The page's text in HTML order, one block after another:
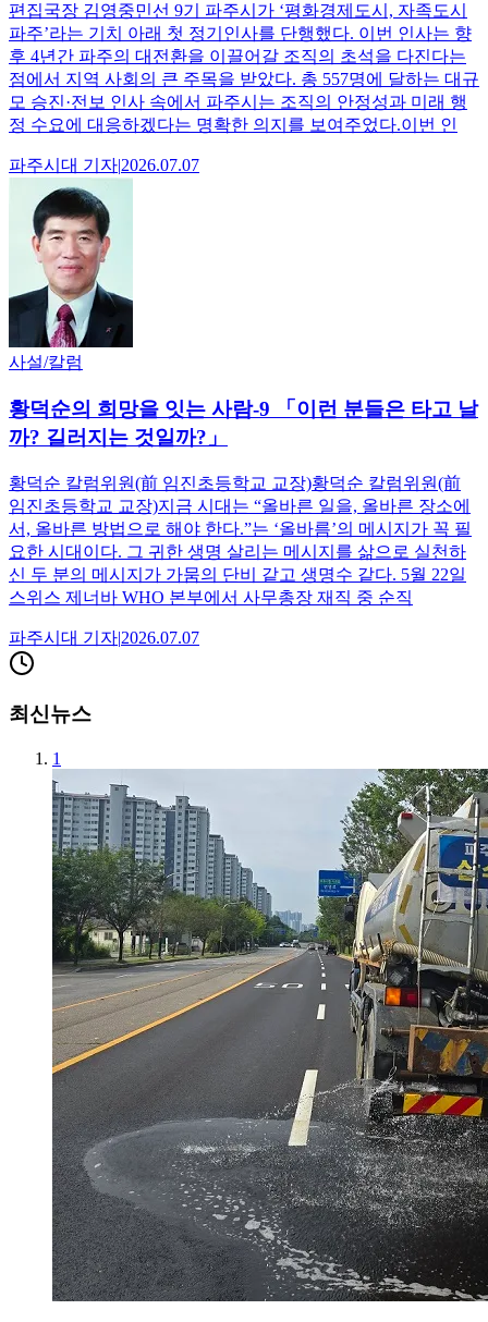
편집국장 김영중민선 9기 파주시가 ‘평화경제도시, 자족도시
파주’라는 기치 아래 첫 정기인사를 단행했다. 이번 인사는 향
후 4년간 파주의 대전환을 이끌어갈 조직의 초석을 다진다는
점에서 지역 사회의 큰 주목을 받았다. 총 557명에 달하는 대규
모 승진·전보 인사 속에서 파주시는 조직의 안정성과 미래 행
정 수요에 대응하겠다는 명확한 의지를 보여주었다.이번 인
파주시대 기자|2026.07.07
사설/칼럼
황덕순의 희망을 잇는 사람-9 「이런 분들은 타고 날
까? 길러지는 것일까?」
황덕순 칼럼위원(前 임진초등학교 교장)황덕순 칼럼위원(前
임진초등학교 교장)지금 시대는 “올바른 일을, 올바른 장소에
서, 올바른 방법으로 해야 한다.”는 ‘올바름’의 메시지가 꼭 필
요한 시대이다. 그 귀한 생명 살리는 메시지를 삶으로 실천하
신 두 분의 메시지가 가뭄의 단비 같고 생명수 같다. 5월 22일
스위스 제너바 WHO 본부에서 사무총장 재직 중 순직
파주시대 기자|2026.07.07
최신뉴스
1